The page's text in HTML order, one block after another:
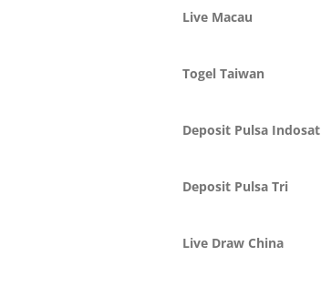
Live Macau
Togel Taiwan
Deposit Pulsa Indosat
Deposit Pulsa Tri
Live Draw China